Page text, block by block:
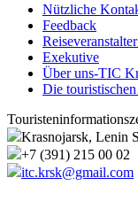
Nützliche
Feedback
Exekutive
Über uns-TIC
Die
Krasnojarsk, Lenin
+7 (391) 215 00 02
itc.krsk@gmail.com